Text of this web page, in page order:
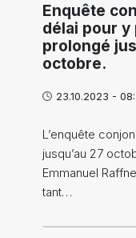
Enquête
délai pour
prolongé
octobre.
23.10.2023 -
L’enquête
jusqu’au 27
Emmanuel
tant…